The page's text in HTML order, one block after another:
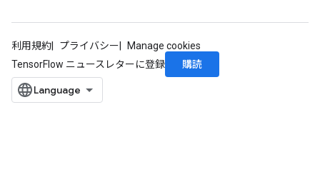
利用規約 プライバシー
Manage cookies
TensorFlow ニュースレターに登録
購読